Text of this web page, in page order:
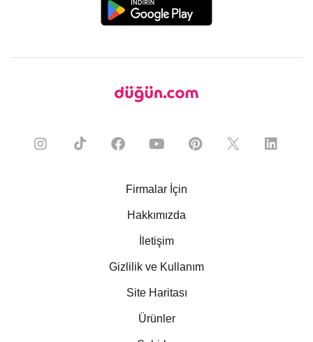
Firmalar İçin
Hakkımızda
İletişim
Gizlilik ve Kullanım
Site Haritası
Ürünler